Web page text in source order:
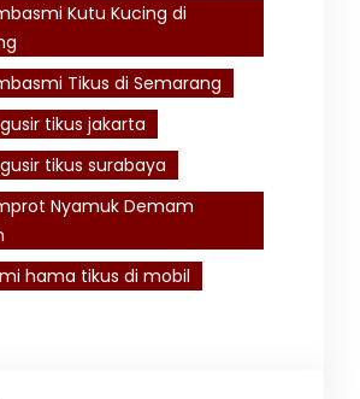
Kutu Kucing di
Tikus di Semarang
tikus jakarta
tikus surabaya
Nyamuk Demam
hama tikus di mobil